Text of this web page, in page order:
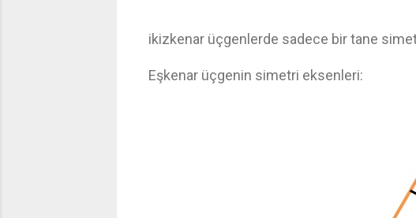
ikizkenar üçgenlerde sadece bir tane
Eşkenar üçgenin simetri eksenleri: